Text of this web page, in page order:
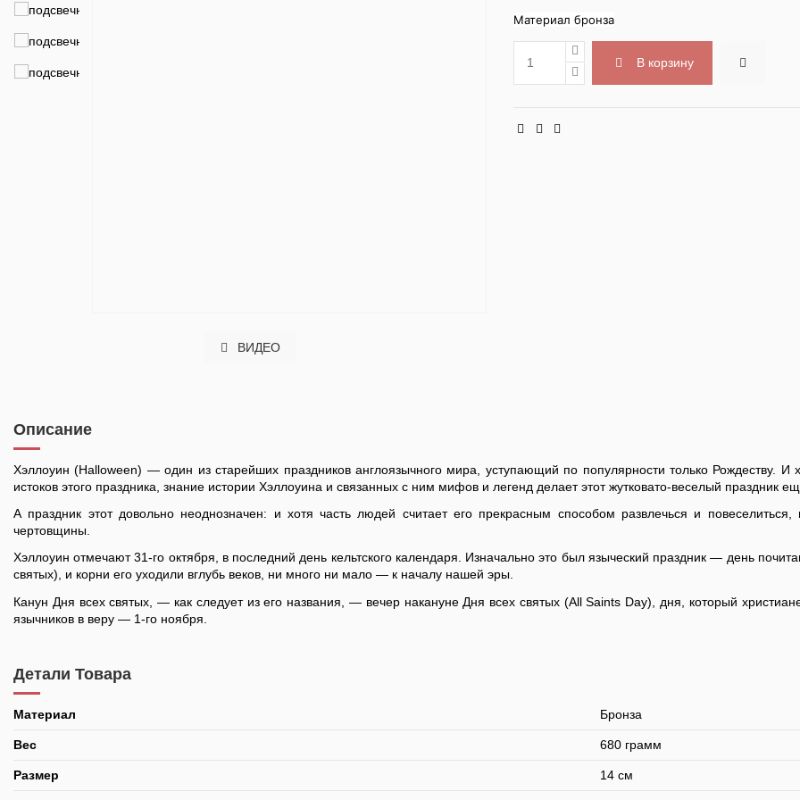
ВИДЕО
Материал бронза
В корзину
Описание
Хэллоуин (Halloween) — один из старейших праздников англоязычного мира, уступающий по популярности только Рождеству.
истоков этого праздника, знание истории Хэллоуина и связанных с ним мифов и легенд делает этот жутковато-веселый праздник
А праздник этот довольно неоднозначен: и хотя часть людей считает его прекрасным способом развлечься и
чертовщины.
Хэллоуин отмечают 31-го октября, в последний день кельтского календаря. Изначально это был языческий праздник — день
святых), и корни его уходили вглубь веков, ни много ни мало — к началу нашей эры.
Канун Дня всех святых, — как следует из его названия, — вечер накануне Дня всех святых (All Saints Day), дня, который
язычников в веру — 1-го ноября.
Детали Товара
Материал Бронза
Вес 680 грамм
Размер 14 см